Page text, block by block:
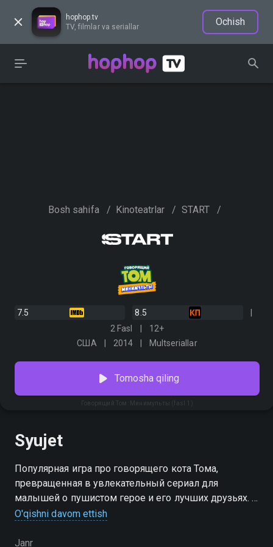
hophop.tv
TV, filmlar va seriallar
Ochish
Bosh sahifa / Kinoteatrlar / START /
7.5
8.5
2 Fasl
12+
США
2014 Multseriallar
Говорящий Том: Минимульты (fasl 1)
Tomosha qiling
Syujet
Популярная игра про говорящего кота Тома,
превращенная в увлекательный сериал для
малышей о пушистом герое и его лучших друзьях. 1
сезон мультсериала «Говорящий Том: Минимульты»
странный, но веселый мир игрового кота.
O'qishni davom ettish
Janr